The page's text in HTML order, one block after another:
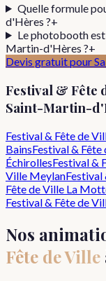
Quelle formule
d'Hères ?+
Le photobooth
Martin-d'Hères ?+
Devis gratuit pour
Festival & Fête
Saint-Martin-
Festival & Fête de
BainsFestival & Fête
ÉchirollesFestival &
Ville MeylanFestival
Fête de Ville La
Festival & Fête de
Nos
Fête de Ville